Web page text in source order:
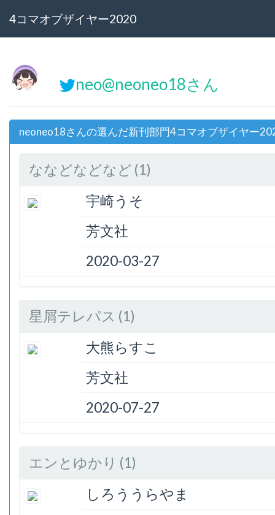
4コマオブザイヤー2020
neo@neoneo18さん
neoneo18さんの選んだ新刊部門4コマオブザイヤー
ななどなどなど (1)
宇崎うそ
芳文社
2020-03-27
星屑テレパス (1)
大熊らすこ
芳文社
2020-07-27
エンとゆかり (1)
しろううらやま